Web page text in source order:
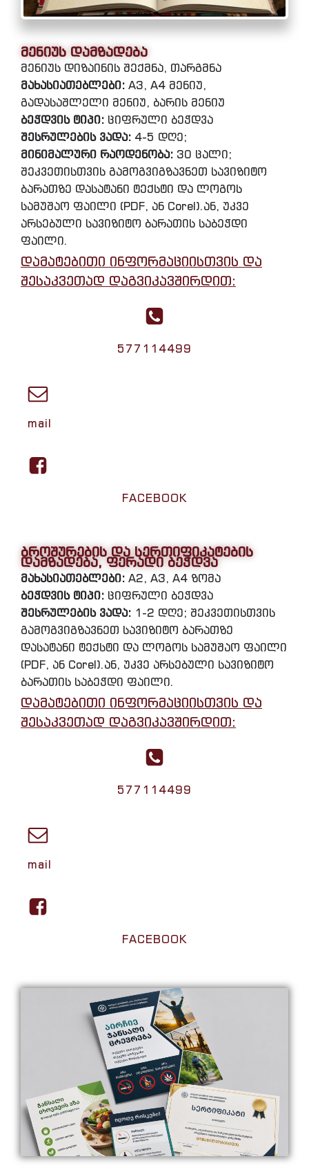
მენიუს დამზადება
მენიუს დიზაინის შექმნა, თარგმნა
მახასიათებლები: A3, A4 მენიუ,
გადასაშლელი მენიუ, ბარის მენიუ
ბეჭდვის ტიპი: ციფრული ბეჭდვა
შესრულების ვადა: 4-5 დღე;
მინიმალური რაოდენობა: 30 ცალი;
შეკვეთისთვის გამოგვიგზავნეთ სავიზიტო
ბარათზე დასატანი ტექსტი და ლოგოს
სამუშაო ფაილი (PDF, ან Corel).ან, უკვე
არსებული სავიზიტო ბარათის საბეჭდი
ფაილი.
დამატებითი ინფორმაციისთვის და
შესაკვეთად დაგვიკავშირდით:
577114499
mail
FACEBOOK
ბროშურების და სერთიფიკატების
დამზადება, ფერადი ბეჭდვა
მახასიათებლები: A2, A3, A4 ზომა
ბეჭდვის ტიპი: ციფრული ბეჭდვა
შესრულების ვადა: 1-2 დღე; შეკვეთისთვის
გამოგვიგზავნეთ სავიზიტო ბარათზე
დასატანი ტექსტი და ლოგოს სამუშაო ფაილი
(PDF, ან Corel).ან, უკვე არსებული სავიზიტო
ბარათის საბეჭდი ფაილი.
დამატებითი ინფორმაციისთვის და
შესაკვეთად დაგვიკავშირდით:
577114499
mail
FACEBOOK